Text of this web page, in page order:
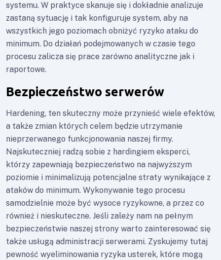
systemu. W praktyce skanuje się i dokładnie analizuje
zastaną sytuację i tak konfiguruje system, aby na
wszystkich jego poziomach obniżyć ryzyko ataku do
minimum. Do działań podejmowanych w czasie tego
procesu zalicza się prace zarówno analityczne jak i
raportowe.
Bezpieczeństwo serwerów
Hardening, ten skuteczny może przynieść wiele efektów,
a także zmian których celem będzie utrzymanie
nieprzerwanego funkcjonowania naszej firmy.
Najskuteczniej radzą sobie z hardingiem eksperci,
którzy zapewniają bezpieczeństwo na najwyższym
poziomie i minimalizują potencjalne straty wynikające z
ataków do minimum. Wykonywanie tego procesu
samodzielnie może być wysoce ryzykowne, a przez co
również i nieskuteczne. Jeśli zależy nam na pełnym
bezpieczeństwie naszej strony warto zainteresować się
także usługą administracji serwerami. Zyskujemy tutaj
pewność wyeliminowania ryzyka usterek, które mogą